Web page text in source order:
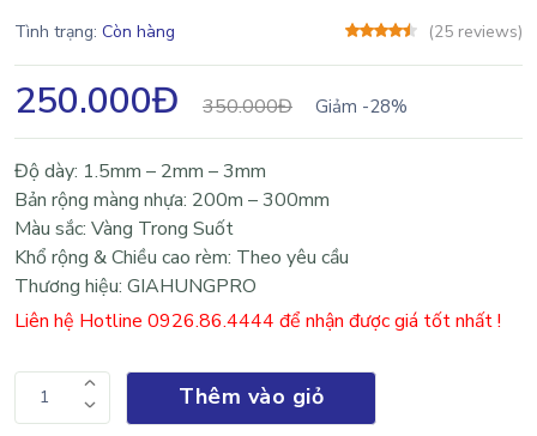
Tình trạng: Còn hàng (25 reviews)
250.000Đ 350.000Đ Giảm -28%
Độ dày: 1.5mm – 2mm – 3mm
Bản rộng màng nhựa: 200m – 300mm
Màu sắc: Vàng Trong Suốt
Khổ rộng & Chiều cao rèm: Theo yêu cầu
Thương hiệu: GIAHUNGPRO
Liên hệ Hotline 0926.86.4444 để nhận được giá tốt nhất !
1 Thêm vào giỏ